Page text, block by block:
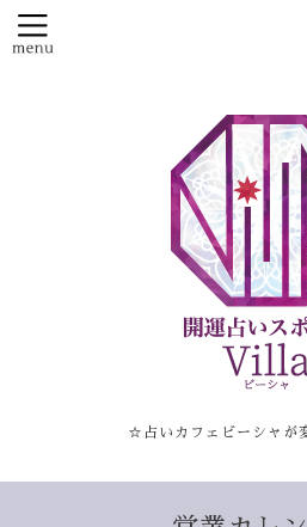
☆占いカフェビーシャが